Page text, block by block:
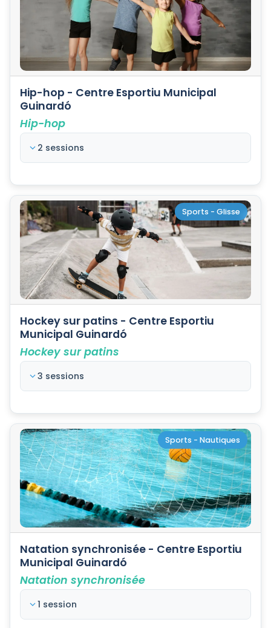
Hip-hop - Centre Esportiu Municipal
Guinardó
Hip-hop
2 sessions
Sports - Glisse
Hockey sur patins - Centre Esportiu
Municipal Guinardó
Hockey sur patins
3 sessions
Sports - Nautiques
Natation synchronisée - Centre Esportiu
Municipal Guinardó
Natation synchronisée
1 session